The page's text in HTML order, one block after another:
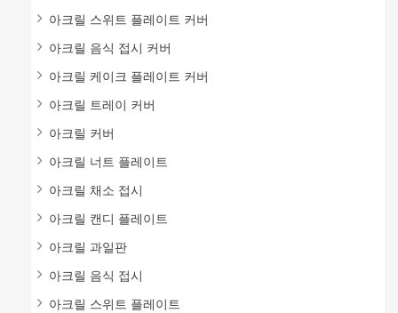
아크릴 스위트 플레이트 커버
아크릴 음식 접시 커버
아크릴 케이크 플레이트 커버
아크릴 트레이 커버
아크릴 커버
아크릴 너트 플레이트
아크릴 채소 접시
아크릴 캔디 플레이트
아크릴 과일판
아크릴 음식 접시
아크릴 스위트 플레이트